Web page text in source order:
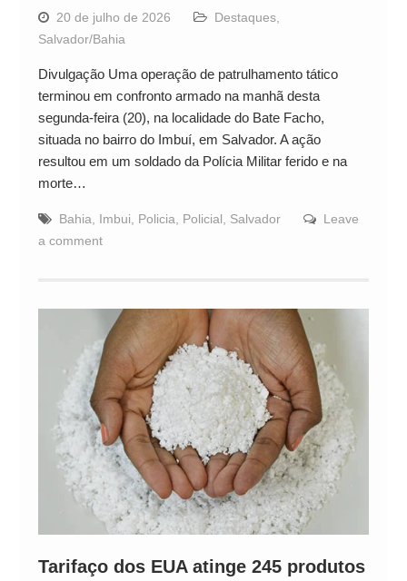
20 de julho de 2026 Destaques,
Salvador/Bahia
Divulgação Uma operação de patrulhamento tático
terminou em confronto armado na manhã desta
segunda-feira (20), na localidade do Bate Facho,
situada no bairro do Imbuí, em Salvador. A ação
resultou em um soldado da Polícia Militar ferido e na
morte…
Bahia Imbui Policia Policial Salvador
Leave
a comment
Tarifaço dos EUA atinge 245 produtos